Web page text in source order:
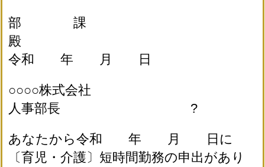
部 課
殿
令和 年 月 日
○○○○株式会社
人事部長 ?
あなたから令和 年 月 日に
〔育児・介護〕短時間勤務の申出があり